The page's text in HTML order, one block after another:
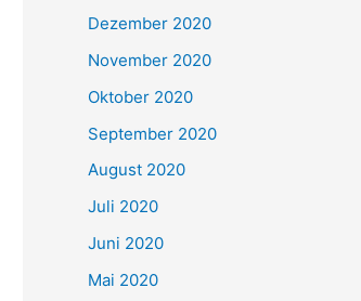
Dezember 2020
November 2020
Oktober 2020
September 2020
August 2020
Juli 2020
Juni 2020
Mai 2020